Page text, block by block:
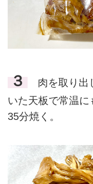
３
肉を取り出
いた天板で常温
35分焼く。